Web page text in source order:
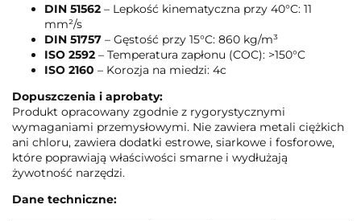
DIN 51562 – Lepkość kinematyczna przy 40°C: 11
mm²/s
DIN 51757 – Gęstość przy 15°C: 860 kg/m³
ISO 2592 – Temperatura zapłonu (COC): >150°C
ISO 2160 – Korozja na miedzi: 4c
Dopuszczenia i aprobaty:
Produkt opracowany zgodnie z rygorystycznymi
wymaganiami przemysłowymi. Nie zawiera metali ciężkich
ani chloru, zawiera dodatki estrowe, siarkowe i fosforowe,
które poprawiają właściwości smarne i wydłużają
żywotność narzędzi.
Dane techniczne: